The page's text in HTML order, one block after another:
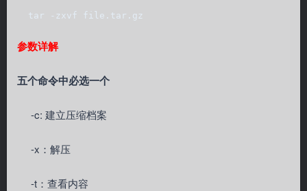
  tar -zxvf file.tar.gz
参数详解
五个命令中必选一个
-c: 建立压缩档案
-x：解压
-t：查看内容